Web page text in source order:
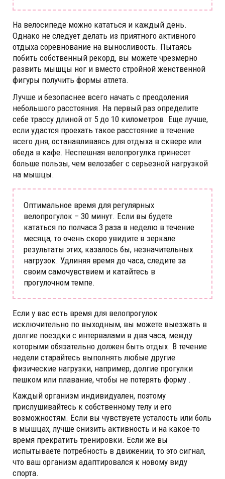
На велосипеде можно кататься и каждый день.
Однако не следует делать из приятного активного
отдыха соревнование на выносливость. Пытаясь
побить собственный рекорд, вы можете чрезмерно
развить мышцы ног и вместо стройной женственной
фигуры получить формы атлета.
Лучше и безопаснее всего начать с преодоления
небольшого расстояния. На первый раз определите
себе трассу длиной от 5 до 10 километров. Еще лучше,
если удастся проехать такое расстояние в течение
всего дня, останавливаясь для отдыха в сквере или
обеда в кафе. Неспешная велопрогулка принесет
больше пользы, чем велозабег с серьезной нагрузкой
на мышцы.
Оптимальное время для регулярных
велопрогулок – 30 минут. Если вы будете
кататься по полчаса 3 раза в неделю в течение
месяца, то очень скоро увидите в зеркале
результаты этих, казалось бы, незначительных
нагрузок. Удлиняя время до часа, следите за
своим самочувствием и катайтесь в
прогулочном темпе.
Если у вас есть время для велопрогулок
исключительно по выходным, вы можете выезжать в
долгие поездки с интервалами в два часа, между
которыми обязательно должен быть отдых. В течение
недели старайтесь выполнять любые другие
физические нагрузки, например, долгие прогулки
пешком или плавание, чтобы не потерять форму .
Каждый организм индивидуален, поэтому
прислушивайтесь к собственному телу и его
возможностям. Если вы чувствуете усталость или боль
в мышцах, лучше снизить активность и на какое-то
время прекратить тренировки. Если же вы
испытываете потребность в движении, то это сигнал,
что ваш организм адаптировался к новому виду
спорта.